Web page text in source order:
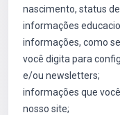
nascimento, status
informações
informações, como
você digita para
e/ou newsletters;
informações que
nosso site;